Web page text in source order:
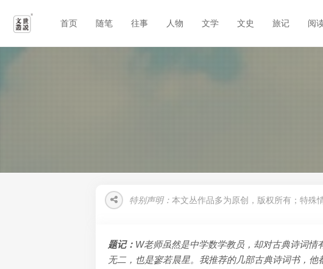
首页 随笔 往事 人物 文学 文史 旅记 阅
特别声明： 本文丛作品多为原创，版权所有；特殊
题记： W老师虽然是中学数学教员，却对古典诗词情
无二，也是寥若晨星。我推荐的几部古典诗词书，